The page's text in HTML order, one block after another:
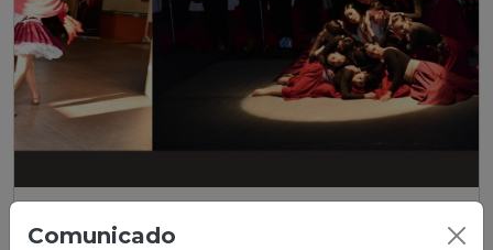
Comunicado